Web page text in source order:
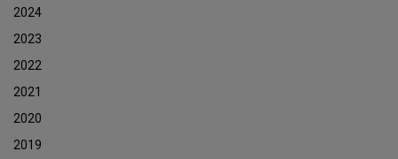
2024
2023
2022
2021
2020
2019